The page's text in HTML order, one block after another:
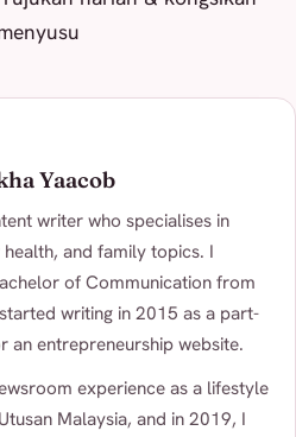
Yaacob
writer who specialises in
and family topics. I
of Communication from
writing in 2015 as a part-
entrepreneurship website.
experience as a lifestyle
Malaysia, and in 2019, I